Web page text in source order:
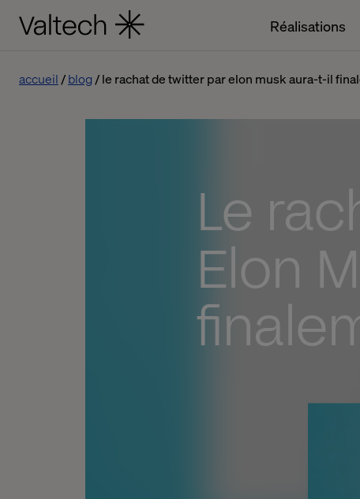
Réalisations
accueil blog le rachat de twitter par elon musk aura-t-il
Le
Elon